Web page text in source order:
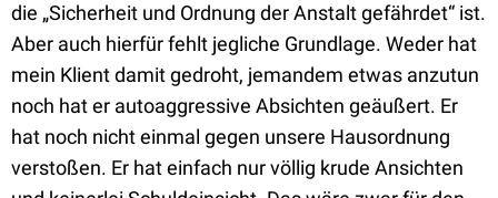
die „Sicherheit und Ordnung der Anstalt gefährdet“ ist.
Aber auch hierfür fehlt jegliche Grundlage. Weder hat
mein Klient damit gedroht, jemandem etwas anzutun
noch hat er autoaggressive Absichten geäußert. Er
hat noch nicht einmal gegen unsere Hausordnung
verstoßen. Er hat einfach nur völlig krude Ansichten